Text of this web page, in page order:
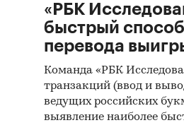
«РБК
быстрый
перевода
Команда «РБК
транзакций (ввод и
ведущих российских
выявление наиболее